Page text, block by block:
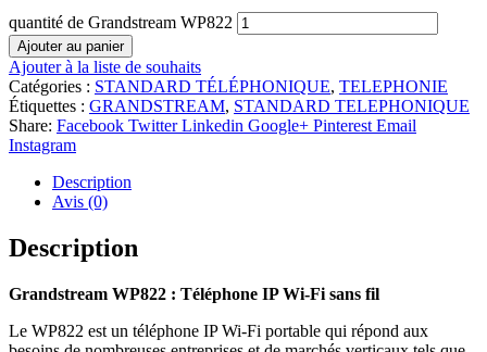
quantité de Grandstream WP822
Ajouter au panier
Ajouter à la liste de souhaits
Catégories : STANDARD TÉLÉPHONIQUE, TELEPHONIE
Étiquettes : GRANDSTREAM, STANDARD TELEPHONIQUE
Share: Facebook Twitter Linkedin Google+ Pinterest Email
Instagram
Description
Avis (0)
Description
Grandstream WP822 : Téléphone IP Wi-Fi sans fil
Le WP822 est un téléphone IP Wi-Fi portable qui répond aux